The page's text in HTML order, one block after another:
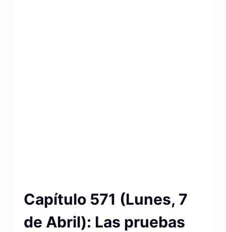
Capítulo 571 (Lunes, 7
de Abril): Las pruebas